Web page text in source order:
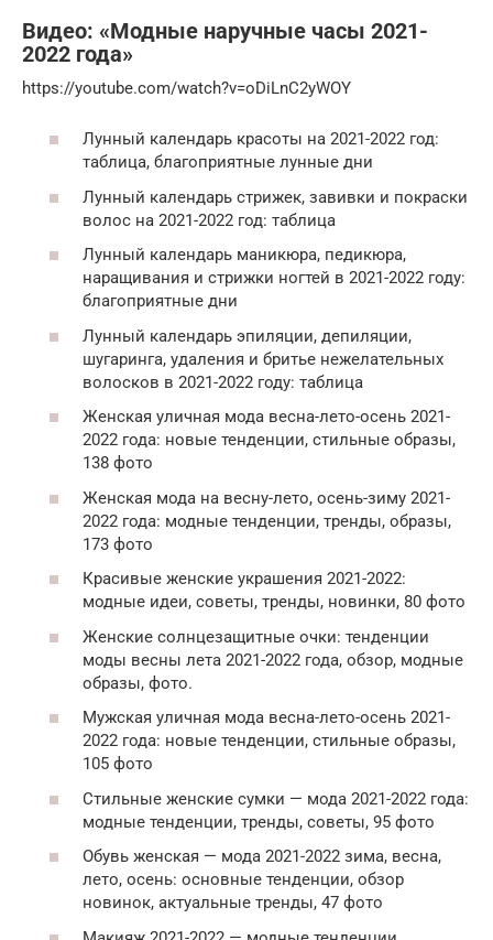
Видео: «Модные наручные часы 2021-
2022 года»
https://youtube.com/watch?v=oDiLnC2yWOY
Лунный календарь красоты на 2021-2022 год:
таблица, благоприятные лунные дни
Лунный календарь стрижек, завивки и покраски
волос на 2021-2022 год: таблица
Лунный календарь маникюра, педикюра,
наращивания и стрижки ногтей в 2021-2022 году:
благоприятные дни
Лунный календарь эпиляции, депиляции,
шугаринга, удаления и бритье нежелательных
волосков в 2021-2022 году: таблица
Женская уличная мода весна-лето-осень 2021-
2022 года: новые тенденции, стильные образы,
138 фото
Женская мода на весну-лето, осень-зиму 2021-
2022 года: модные тенденции, тренды, образы,
173 фото
Красивые женские украшения 2021-2022:
модные идеи, советы, тренды, новинки, 80 фото
Женские солнцезащитные очки: тенденции
моды весны лета 2021-2022 года, обзор, модные
образы, фото.
Мужская уличная мода весна-лето-осень 2021-
2022 года: новые тенденции, стильные образы,
105 фото
Стильные женские сумки — мода 2021-2022 года:
модные тенденции, тренды, советы, 95 фото
Обувь женская — мода 2021-2022 зима, весна,
лето, осень: основные тенденции, обзор
новинок, актуальные тренды, 47 фото